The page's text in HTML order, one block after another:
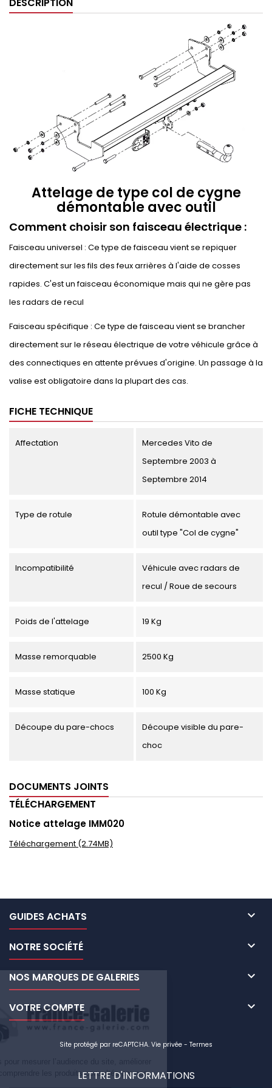
votre navigation et mieux comprendre les produits consultés par nos
Attelage de type col de cygne
démontable avec outil
Comment choisir son faisceau électrique :
Faisceau universel : Ce type de faisceau vient se repiquer
directement sur les fils des feux arrières à l'aide de cosses
rapides. C'est un faisceau économique mais qui ne gère pas
les radars de recul
Faisceau spécifique : Ce type de faisceau vient se brancher
directement sur le réseau électrique de votre véhicule grâce à
des connectiques en attente prévues d'origine. Un passage à la
valise est obligatoire dans la plupart des cas.
FICHE TECHNIQUE
Affectation
Mercedes Vito de
Septembre 2003 à
Septembre 2014
Type de rotule
Rotule démontable avec
outil type "Col de cygne"
Incompatibilité
Véhicule avec radars de
recul / Roue de secours
Poids de l'attelage 19 Kg
Masse remorquable 2500 Kg
Masse statique 100 Kg
Découpe du pare-chocs
Découpe visible du pare-
choc
DOCUMENTS JOINTS
TÉLÉCHARGEMENT
Notice attelage IMM020
Téléchargement (2.74MB)
GUIDES ACHATS 
NOTRE SOCIÉTÉ 
NOS MARQUES DE GALERIES 
VOTRE COMPTE 
Site protégé par reCAPTCHA. Vie privée - Termes
LETTRE D'INFORMATIONS